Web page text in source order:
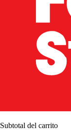
Subtotal del carrito